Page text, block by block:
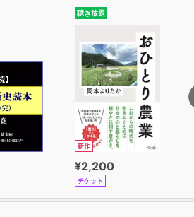
聴き放題
新作
¥2,200
チケット